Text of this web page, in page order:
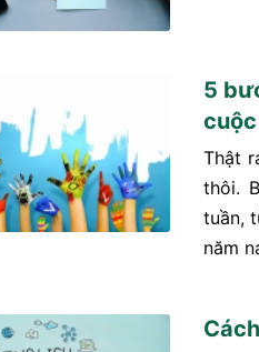
5
Thật
thôi.
tuần,
năm